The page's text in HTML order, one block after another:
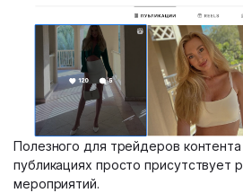
Полезного для трейдеров
публикациях просто присутствует
мероприятий.